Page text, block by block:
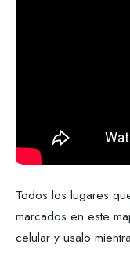
Todos los lugares
marcados en este
celular y usalo